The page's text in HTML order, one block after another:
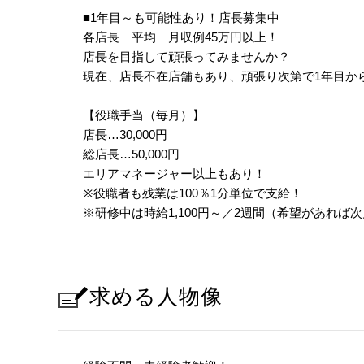
■1年目～も可能性あり！店長募集中
各店長 平均 月収例45万円以上！
店長を目指して頑張ってみませんか？
現在、店長不在店舗もあり、頑張り次第で1年目か
【役職手当（毎月）】
店長…30,000円
総店長…50,000円
エリアマネージャー以上もあり！
※役職者も残業は100％1分単位で支給！
※研修中は時給1,100円～／2週間（希望があれば
求める人物像